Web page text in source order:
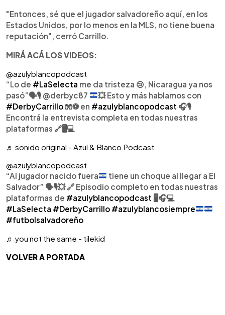
"Entonces, sé que el jugador salvadoreño aquí, en los
Estados Unidos, por lo menos en la MLS, no tiene buena
reputación", cerró Carrillo.
MIRÁ ACÁ LOS VIDEOS:
@azulyblancopodcast
“Lo de #LaSelecta me da tristeza 😢 , Nicaragua ya nos
pasó”🗣️🎙️ @derbyc87 💥Esto y más hablamos con
#DerbyCarrillo🧤⚽️ en #azulyblancopodcast 🎧🎙️
Encontrá la entrevista completa en todas nuestras
plataformas 🔗🖥️💻
♬ sonido original - Azul & Blanco Podcast
@azulyblancopodcast
“Al jugador nacido fuera
tiene un choque al llegar a El
Salvador” 🗣️🎙️💥 🔗 Episodio completo en todas nuestras
plataformas de #azulyblancopodcast 🖥️🎧💻
#LaSelecta #DerbyCarrillo #azulyblancosiempre
#futbolsalvadoreño
♬ you not the same - tilekid
VOLVER A PORTADA